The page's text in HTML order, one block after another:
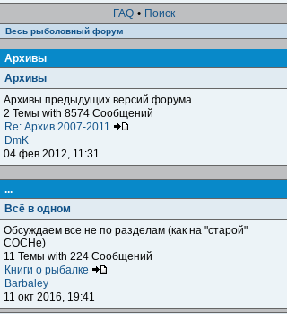
FAQ • Поиск
Весь рыболовный форум
Архивы
Архивы
Архивы предыдущих версий форума
2 Темы with 8574 Сообщений
Re: Архив 2007-2011
DmK
04 фев 2012, 11:31
...
Всё в одном
Обсуждаем все не по разделам (как на "старой"
СОСНе)
11 Темы with 224 Сообщений
Книги о рыбалке
Barbaley
11 окт 2016, 19:41